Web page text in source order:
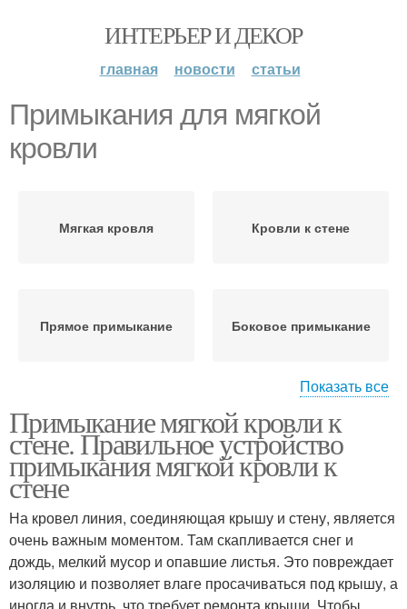
ИНТЕРЬЕР И ДЕКОР
главная новости статьи
Примыкания для мягкой
кровли
Мягкая кровля Кровли к стене
Прямое примыкание Боковое примыкание
Плоская кровля Примыкание к стене
Металлическая кровля
Кровля из
металлопрофиля
Показать все
Примыкание мягкой кровли к
стене. Правильное устройство
примыкания мягкой кровли к
стене
На кровел линия, соединяющая крышу и стену, является
очень важным моментом. Там скапливается снег и
дождь, мелкий мусор и опавшие листья. Это повреждает
изоляцию и позволяет влаге просачиваться под крышу, а